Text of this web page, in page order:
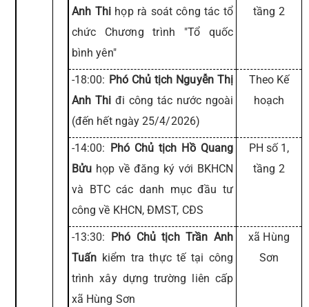
Anh Thihọp rà soát công tác tổ
chức Chương trình "Tổ quốc
bình yên"
tầng 2
-18:00: Phó Chủ tịch Nguyễn Thị
Anh Thi đi công tác nước ngoài
(đến hết ngày 25/4/2026)
Theo Kế
hoạch
-14:00: Phó Chủ tịch Hồ Quang
Bửu họp về đăng ký với BKHCN
và BTC các danh mục đầu tư
công về KHCN, ĐMST, CĐS
PH số 1,
tầng 2
-13:30: Phó Chủ tịch Trần Anh
Tuấn kiểm tra thực tế tại công
trình xây dựng trường liên cấp
xã Hùng Sơn
xã Hùng
Sơn